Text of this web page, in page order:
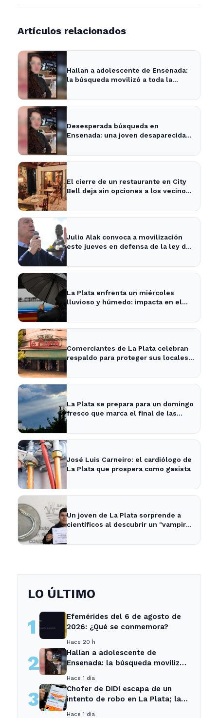
Artículos relacionados
Hallan a adolescente de Ensenada:
la búsqueda movilizó a toda la
Desesperada búsqueda en
Ensenada: una joven desaparecida
El cierre de un restaurante en City
Bell deja sin opciones a los vecinos
Julio Alak convoca a movilización
este jueves en defensa de la ley de
La Plata enfrenta un miércoles
lluvioso y húmedo: impacta en el
Comerciantes de La Plata celebran
respaldo para proteger sus locales
La Plata se prepara para un domingo
fresco que marca el final de las
José Luis Carneiro: el cardiólogo de
La Plata que prospera como gasista
Un joven de La Plata sorprende a
científicos al descubrir un "vampiro
LO ÚLTIMO
1
Efemérides del 6 de agosto de
2026: ¿Qué se conmemora?
Hace 20 h
2
Hallan a adolescente de
Ensenada: la búsqueda movilizó
Hace 1 día
3
Chofer de DiDi escapa de un
intento de robo en La Plata; la
Hace 1 día